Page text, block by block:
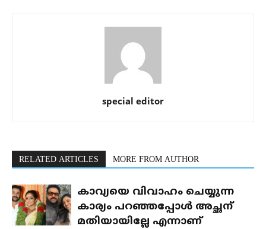
special editor
RELATED ARTICLES MORE FROM AUTHOR
കാവ്യയെ വിവാഹം ചെയ്യുന്ന
കാര്യം പറഞ്ഞപ്പോൾ അച്ഛന്
മതിയായില്ലേ എന്നാണ്